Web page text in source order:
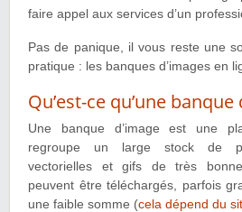
faire appel aux services d’un
Pas de panique, il vous reste une
pratique : les banques d’images en
Qu’est-ce qu’une banque
Une banque d’image est une
regroupe un large stock de
vectorielles et gifs de très
peuvent être téléchargés, parfois
une faible somme (cela dépend du